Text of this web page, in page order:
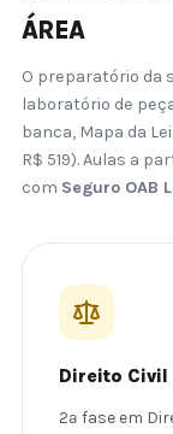
ÁREA
O preparatório da
laboratório de
banca, Mapa da
R$ 519). Aulas a
com Seguro OAB
Direito Civil
2ª fase em